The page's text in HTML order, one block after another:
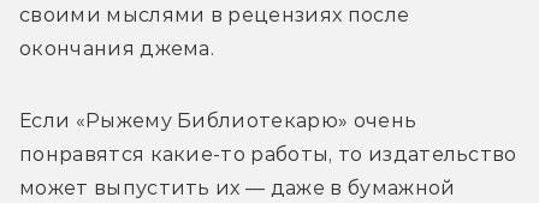
своими мыслями в рецензиях после
окончания джема.
Если «Рыжему Библиотекарю» очень
понравятся какие-то работы, то издательство
может выпустить их — даже в бумажной